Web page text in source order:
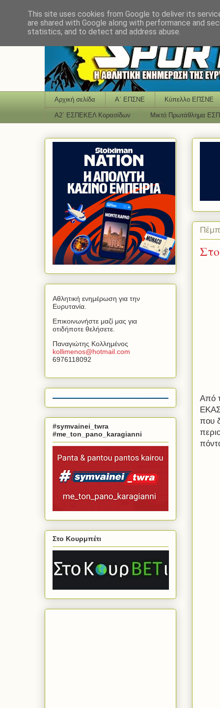
Αρχική σελίδα Α΄ ΕΠΣΝΕ Κύπελλο ΕΠΣΝΕ
Α2΄ ΕΣΠΕΚΕΛ Κορασίδων Μικτό Πρωτάθλημα
Από
που
Αθλητική ενημέρωση για την
Ευρυτανία.
Επικοινωνήστε μαζί μας για
οτιδήποτε θελήσετε.
Παναγιώτης Κολλημένος
kollimenos@hotmail com
6976118092
#symvainei_twra
#me_ton_pano_karagianni
Στο Κουρμπέτι
This site uses cookies from Google to deliver its
are shared with Google along with performance and
statistics, and to detect and address abuse.